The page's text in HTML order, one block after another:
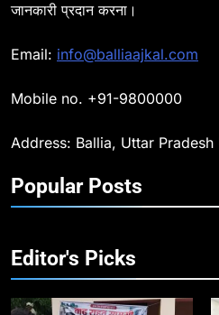
Ballia :
अधीक्षक
और
11
बिहार
जानकारी प्रदान करना।
Email: info@balliaajkal.com
Mobile no. +91-9800000
Address: Ballia, Uttar
Popular Posts
Editor's Picks